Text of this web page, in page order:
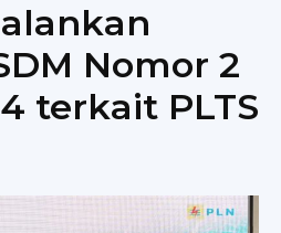
Nomor 2
terkait PLTS